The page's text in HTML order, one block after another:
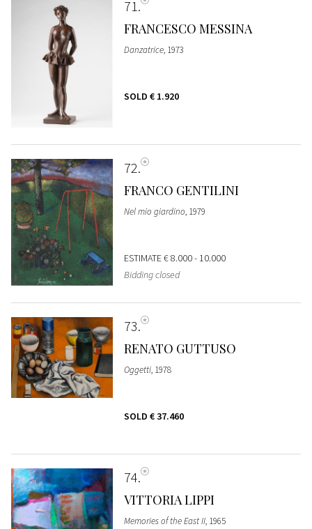
71
FRANCESCO MESSINA
Danzatrice, 1973
SOLD € 1.920
72
FRANCO GENTILINI
Nel mio giardino, 1979
ESTIMATE€ 8.000 - 10.000
Bidding closed
73
RENATO GUTTUSO
Oggetti, 1978
SOLD € 37.460
74
VITTORIA LIPPI
Memories of the East II, 1965